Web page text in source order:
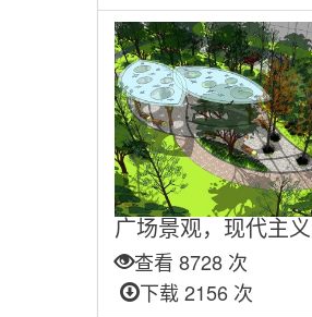
广场景观，现代主
查看 8728 次
下载 2156 次